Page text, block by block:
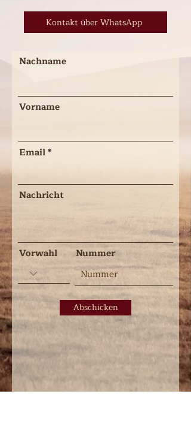
Kontakt über WhatsApp
Nachname
Vorname
Email
Nachricht
Vorwahl Nummer
Abschicken